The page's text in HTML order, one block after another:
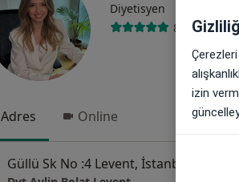
Diyetisyen
81 görüş
Adres Online
Güllü Sk No :4 Levent, İstanbul
izin